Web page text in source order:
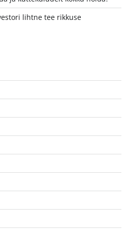
lihtne tee rikkuse